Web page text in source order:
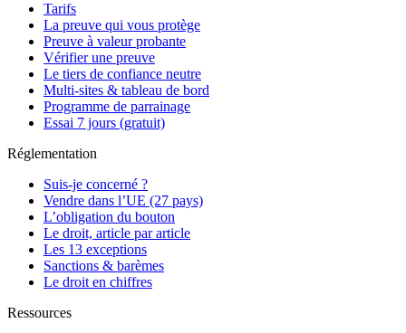
Tarifs
La preuve qui vous protège
Preuve à valeur probante
Vérifier une preuve
Le tiers de confiance neutre
Multi-sites & tableau de bord
Programme de parrainage
Essai 7 jours (gratuit)
Réglementation
Suis-je concerné ?
Vendre dans l’UE (27 pays)
L’obligation du bouton
Le droit, article par article
Les 13 exceptions
Sanctions & barèmes
Le droit en chiffres
Ressources